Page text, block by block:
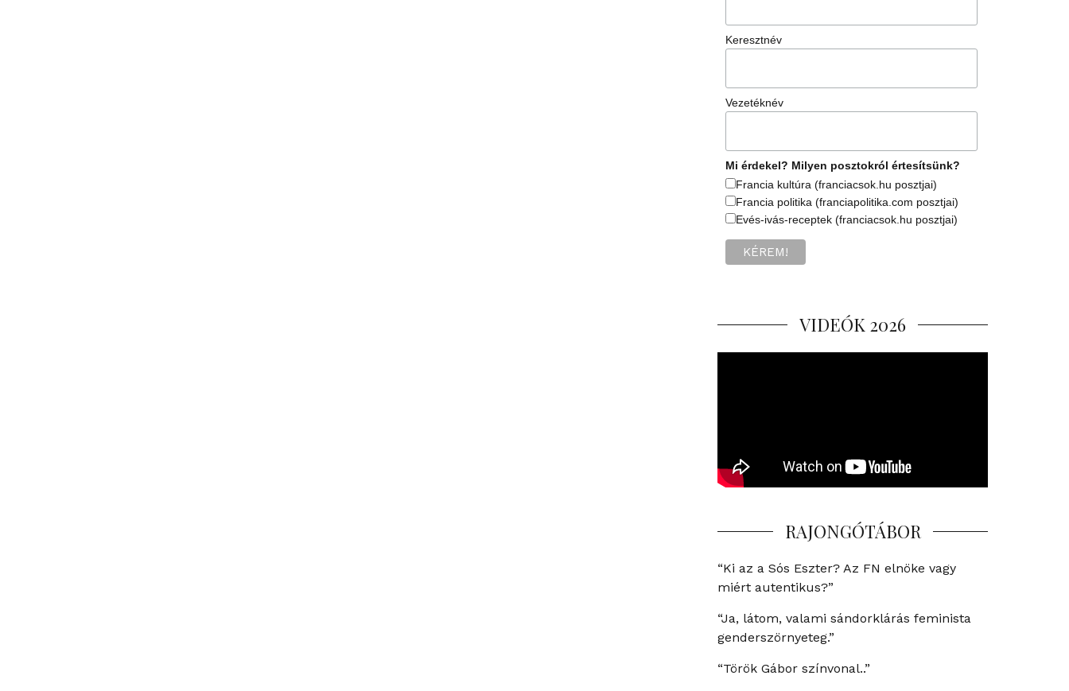
Keresztnév
Vezetéknév
Mi érdekel? Milyen posztokról értesítsünk?
Francia kultúra (franciacsok.hu posztjai)
Francia politika (franciapolitika.com posztjai)
Evés-ivás-receptek (franciacsok.hu posztjai)
VIDEÓK 2026
RAJONGÓTÁBOR
“Ki az a Sós Eszter? Az FN elnöke vagy
miért autentikus?”
“Ja, látom, valami sándorklárás feminista
genderszörnyeteg.”
“Török Gábor színvonal..”